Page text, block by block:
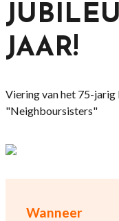
Wanneer
JAAR!
Viering van het 75-jarig
"Neighboursisters"